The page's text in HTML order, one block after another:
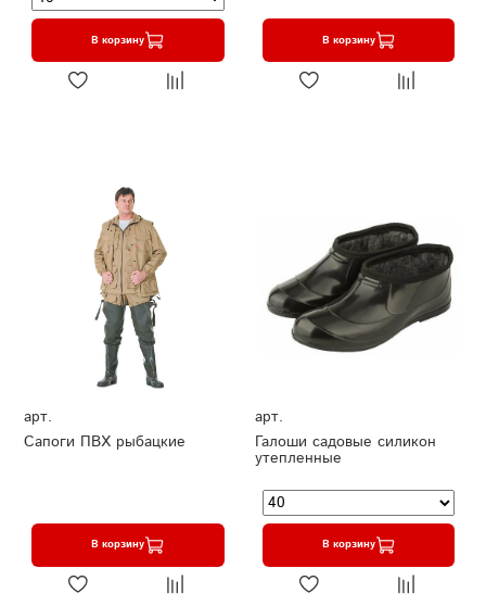
В корзину В корзину
арт.
Сапоги ПВХ рыбацкие
В корзину
арт.
Галоши садовые силикон
утепленные
В корзину